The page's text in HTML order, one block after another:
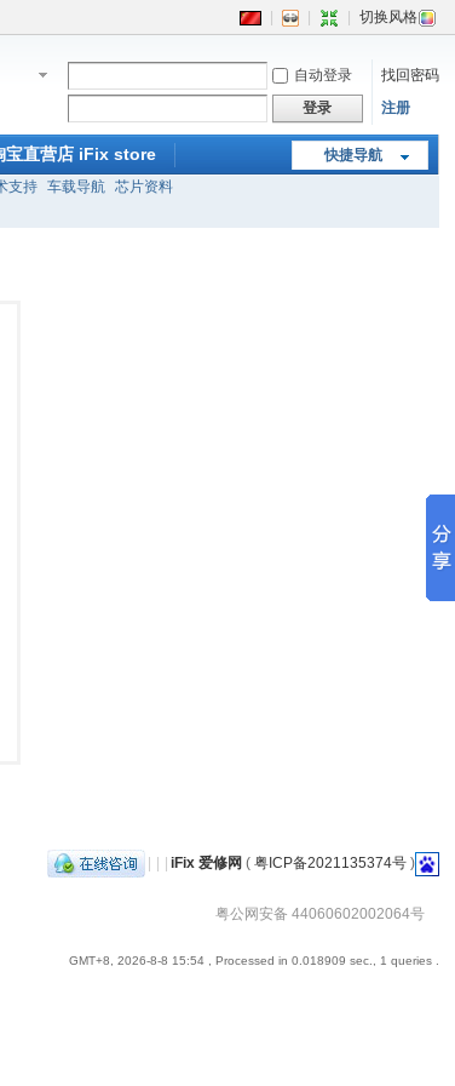
切换风格
自动登录
找回密码
登录 注册
快捷导航
宝直营店 iFix store
支持 车载导航 芯片资料
| | | iFix 爱修网 ( 粤ICP备2021135374号)
粤公网安备 44060602002064号
GMT+8, 2026-8-8 15:54 , Processed in 0.018909 sec., 1 queries .